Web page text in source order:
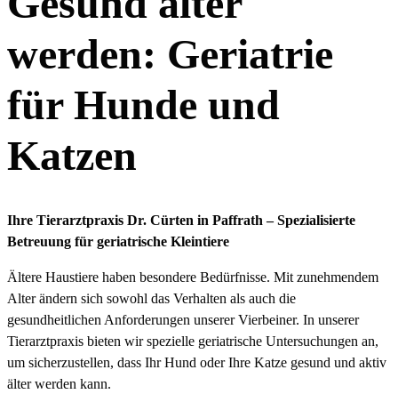
werden: Geriatrie
für Hunde und
Katzen
Ihre Tierarztpraxis Dr. Cürten in Paffrath – Spezialisierte
Betreuung für geriatrische Kleintiere
Ältere Haustiere haben besondere Bedürfnisse. Mit zunehmendem
Alter ändern sich sowohl das Verhalten als auch die
gesundheitlichen Anforderungen unserer Vierbeiner. In unserer
Tierarztpraxis bieten wir spezielle geriatrische Untersuchungen an,
um sicherzustellen, dass Ihr Hund oder Ihre Katze gesund und aktiv
älter werden kann.